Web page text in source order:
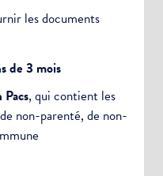
les documents
de 3 mois
, qui contient les
de non-parenté, de non-